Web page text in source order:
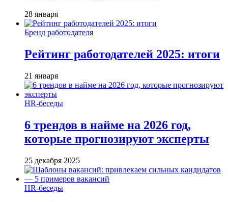
28 января
Бренд работодателя
Рейтинг работодателей 2025: итоги
21 января
HR-беседы
6 трендов в найме на 2026 год,
которые прогнозируют эксперты
25 декабря 2025
HR-беседы